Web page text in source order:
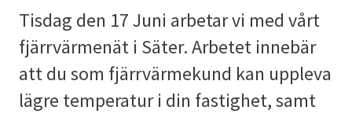
Tisdag den 17 Juni arbetar vi med vårt
fjärrvärmenät i Säter. Arbetet innebär
att du som fjärrvärmekund kan uppleva
lägre temperatur i din fastighet, samt